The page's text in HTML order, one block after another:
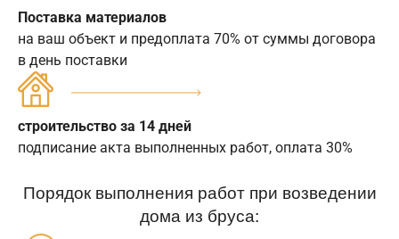
Поставка материалов
на ваш объект и предоплата 70% от суммы договора
в день поставки
строительство за 14 дней
подписание акта выполненных работ, оплата 30%
Порядок выполнения работ при возведении
дома из бруса: